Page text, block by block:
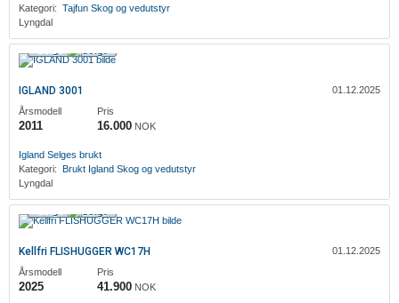
Kategori: Tajfun Skog og vedutstyr
Lyngdal
IGLAND 3001
01.12.2025
Årsmodell
2011
Pris
16.000 NOK
Igland Selges brukt
Kategori: Brukt Igland Skog og vedutstyr
Lyngdal
Kellfri FLISHUGGER WC17H
01.12.2025
Årsmodell
2025
Pris
41.900 NOK